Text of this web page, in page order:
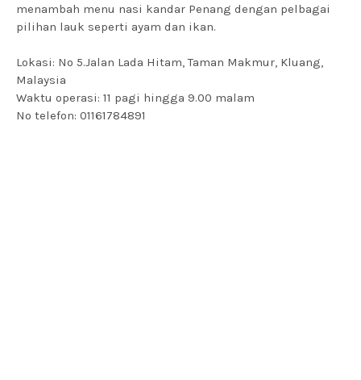
menambah menu nasi kandar Penang dengan pelbagai
pilihan lauk seperti ayam dan ikan.
Lokasi: No 5.Jalan Lada Hitam, Taman Makmur, Kluang,
Malaysia
Waktu operasi: 11 pagi hingga 9.00 malam
No telefon: 01161784891